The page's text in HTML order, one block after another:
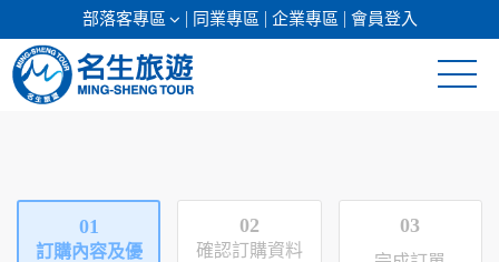
部落客專區 同業專區 企業專區 會員登入
日本專館
郵輪假期
01
訂購內容及優
02
確認訂購資料
03